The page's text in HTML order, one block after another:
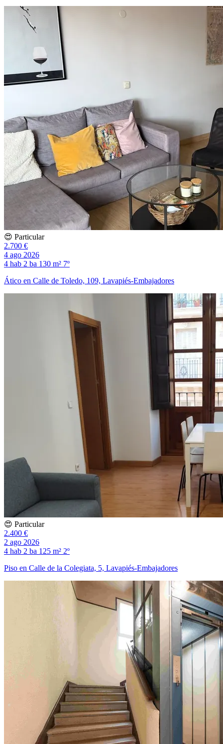
😍 Particular
2.700 €
4 ago 2026
4 hab 2 ba 130 m² 7º
Ático en Calle de Toledo, 109, Lavapiés-Embajadores
😍 Particular
2.400 €
2 ago 2026
4 hab 2 ba 125 m² 2º
Piso en Calle de la Colegiata, 5, Lavapiés-Embajadores